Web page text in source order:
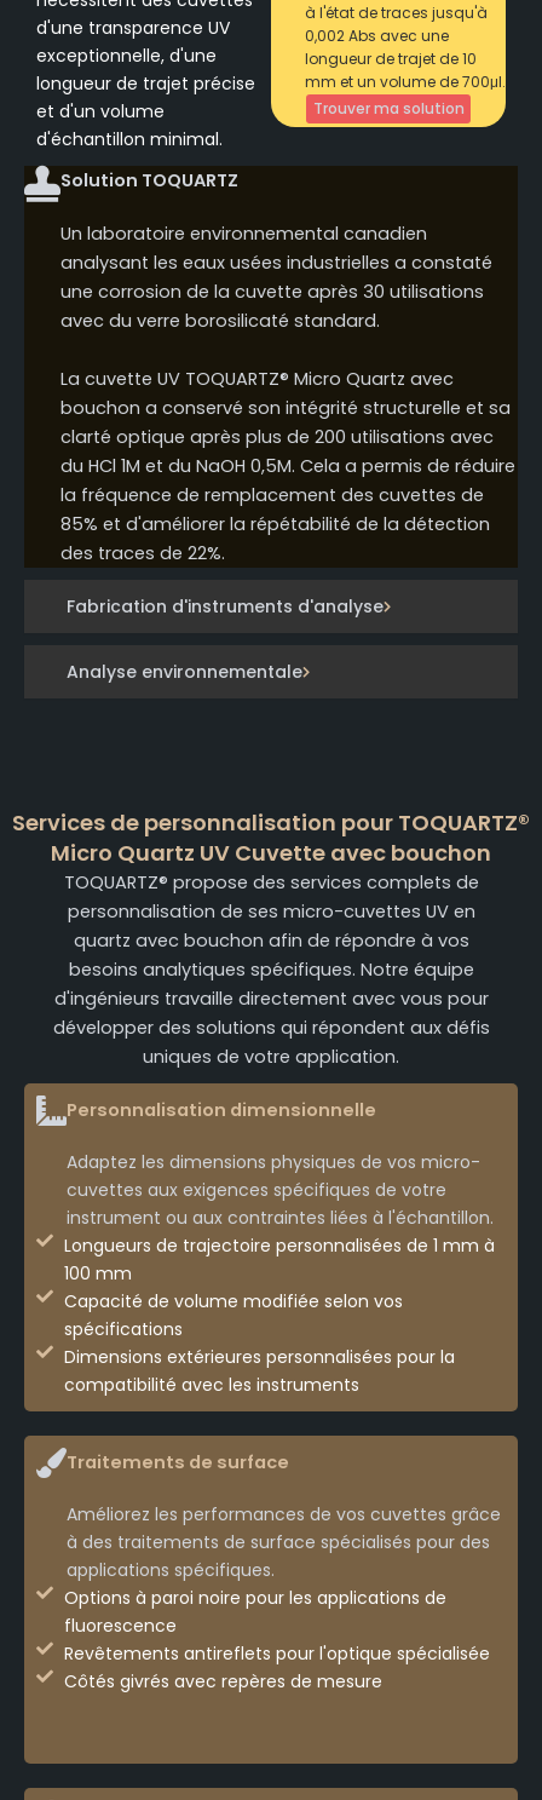
Fabrication d'instruments d'analyse
Analyse environnementale
d'une transparence UV
exceptionnelle, d'une
longueur de trajet précise
et d'un volume
d'échantillon minimal.
à l'état de traces jusqu'à
0,002 Abs avec une
longueur de trajet de 10
mm et un volume de 700μl.
Trouver ma solution
Solution TOQUARTZ
Un laboratoire environnemental canadien
analysant les eaux usées industrielles a constaté
une corrosion de la cuvette après 30 utilisations
avec du verre borosilicaté standard.
La cuvette UV TOQUARTZ® Micro Quartz avec
bouchon a conservé son intégrité structurelle et sa
clarté optique après plus de 200 utilisations avec
du HCl 1M et du NaOH 0,5M. Cela a permis de réduire
la fréquence de remplacement des cuvettes de
85% et d'améliorer la répétabilité de la détection
des traces de 22%.
Services de personnalisation pour TOQUARTZ®
Micro Quartz UV Cuvette avec bouchon
TOQUARTZ® propose des services complets de
personnalisation de ses micro-cuvettes UV en
quartz avec bouchon afin de répondre à vos
besoins analytiques spécifiques. Notre équipe
d'ingénieurs travaille directement avec vous pour
développer des solutions qui répondent aux défis
uniques de votre application.
Personnalisation dimensionnelle
Adaptez les dimensions physiques de vos micro-
cuvettes aux exigences spécifiques de votre
instrument ou aux contraintes liées à l'échantillon.
Longueurs de trajectoire personnalisées de 1 mm à
100 mm
Capacité de volume modifiée selon vos
spécifications
Dimensions extérieures personnalisées pour la
compatibilité avec les instruments
Traitements de surface
Améliorez les performances de vos cuvettes grâce
à des traitements de surface spécialisés pour des
applications spécifiques.
Options à paroi noire pour les applications de
fluorescence
Revêtements antireflets pour l'optique spécialisée
Côtés givrés avec repères de mesure